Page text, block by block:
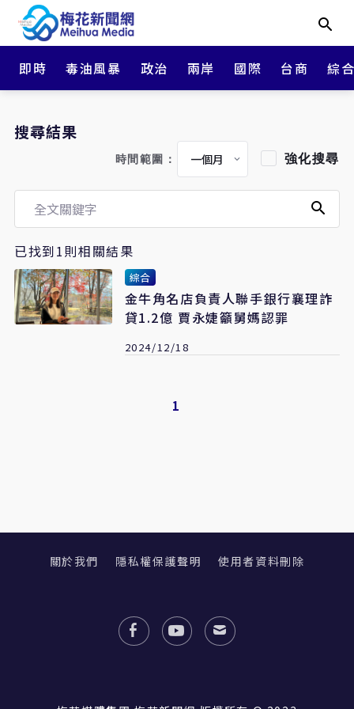
即時 毒油風暴 政治 兩岸 國際 台商 綜
搜尋結果
時間範圍： 強化搜尋
已找到1則相關結果
綜合
金牛角名店負責人聯手銀行襄理詐
貸1.2億 賈永婕籲舅媽認罪
2024/12/18
1
關於我們 隱私權保護聲明 使用者資料刪除